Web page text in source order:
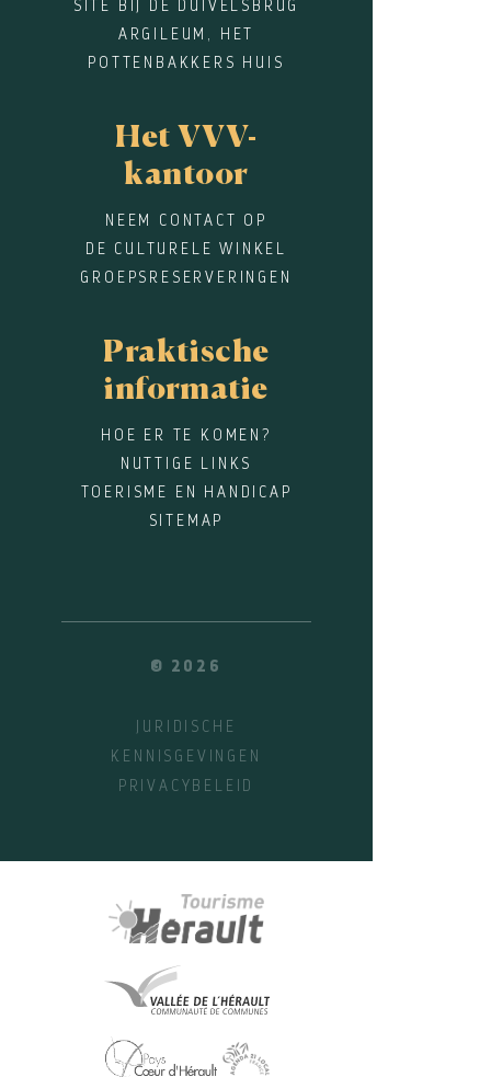
SITE BIJ DE DUIVELSBRUG
ARGILEUM, HET
POTTENBAKKERS HUIS
Het VVV-
kantoor
NEEM CONTACT OP
DE CULTURELE WINKEL
GROEPSRESERVERINGEN
Praktische
informatie
HOE ER TE KOMEN?
NUTTIGE LINKS
TOERISME EN HANDICAP
SITEMAP
© 2026
JURIDISCHE
KENNISGEVINGEN
PRIVACYBELEID